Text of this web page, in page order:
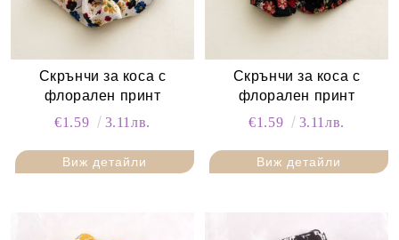
Скрънчи за коса с
флорален принт
€1.59
3.11лв.
Виж детайли
Скрънчи за коса с
флорален принт
€1.59
3.11лв.
Виж детайли